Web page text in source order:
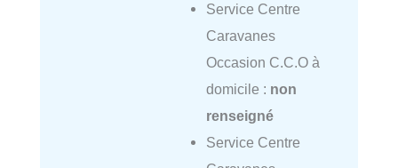
Service Centre
Caravanes
Occasion C.C.O à
domicile : non
renseigné
Service Centre